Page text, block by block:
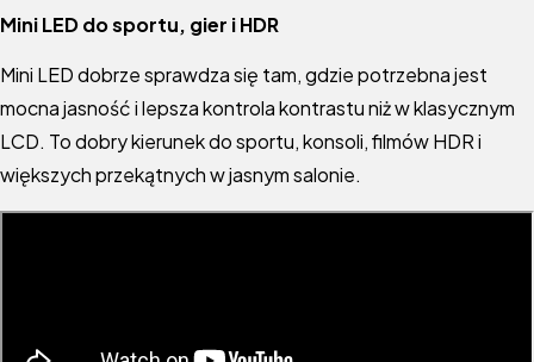
Mini LED do sportu, gier i HDR
Mini LED dobrze sprawdza się tam, gdzie potrzebna jest
mocna jasność i lepsza kontrola kontrastu niż w klasycznym
LCD. To dobry kierunek do sportu, konsoli, filmów HDR i
większych przekątnych w jasnym salonie.